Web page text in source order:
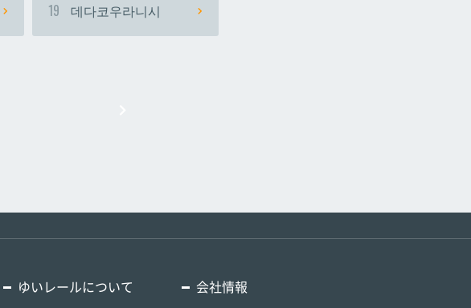
19 데다코우라니시
ゆいレールについて 会社情報